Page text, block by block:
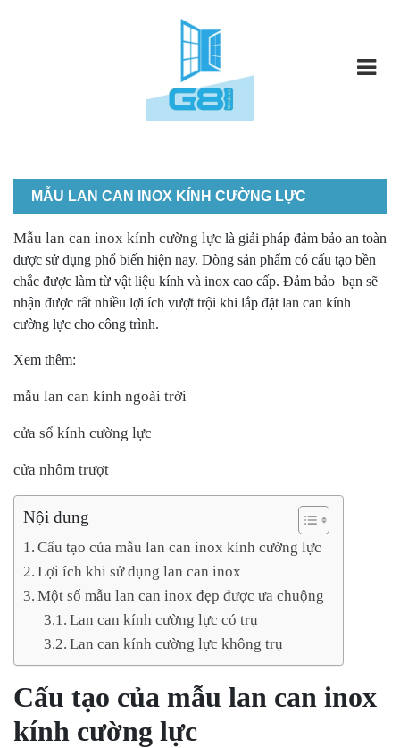
MẪU LAN CAN INOX KÍNH CƯỜNG LỰC
Mẫu lan can inox kính cường lực là giải pháp đảm bảo an toàn
được sử dụng phổ biến hiện nay. Dòng sản phẩm có cấu tạo bền
chắc được làm từ vật liệu kính và inox cao cấp. Đảm bảo bạn sẽ
nhận được rất nhiều lợi ích vượt trội khi lắp đặt lan can kính
cường lực cho công trình.
Xem thêm:
mẫu lan can kính ngoài trời
cửa sổ kính cường lực
cửa nhôm trượt
Nội dung
Cấu tạo của mẫu lan can inox kính cường lực
Lợi ích khi sử dụng lan can inox
Một số mẫu lan can inox đẹp được ưa chuộng
Lan can kính cường lực có trụ
Lan can kính cường lực không trụ
Cấu tạo của mẫu lan can inox
kính cường lực